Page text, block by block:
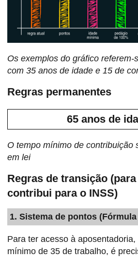
Os exemplos do gráfico referem-
com 35 anos de idade e 15 de
Regras permanentes
65 anos de
O tempo mínimo de contribuição
em lei
Regras de transição
contribui para o INSS)
1. Sistema de pontos (Fórmula
Para ter acesso à
mínimo de 35 de trabalho, é